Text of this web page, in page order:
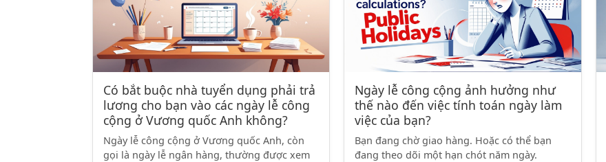
Có bắt buộc nhà tuyển dụng phải trả
lương cho bạn vào các ngày lễ công
cộng ở Vương quốc Anh không?
Ngày lễ công cộng ở Vương quốc Anh, còn
gọi là ngày lễ ngân hàng, thường được xem
Ngày lễ công cộng ảnh hưởng như
thế nào đến việc tính toán ngày làm
việc của bạn?
Bạn đang chờ giao hàng. Hoặc có thể bạn
đang theo dõi một hạn chót năm ngày.